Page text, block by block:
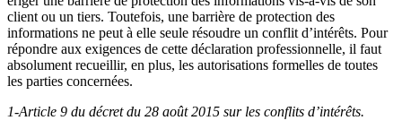
client ou un tiers. Toutefois, une barrière de protection des
informations ne peut à elle seule résoudre un conflit d’intérêts. Pour
répondre aux exigences de cette déclaration professionnelle, il faut
absolument recueillir, en plus, les autorisations formelles de toutes
les parties concernées.
1-Article 9 du décret du 28 août 2015 sur les conflits d’intérêts.